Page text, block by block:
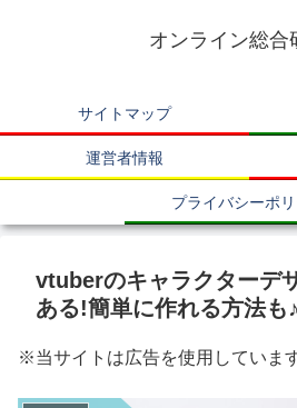
オンライン総合
サイトマップ
運営者情報
プライバシーポ
vtuberのキャラクターデ
ある!簡単に作れる方法も♪
※当サイトは広告を使用しています